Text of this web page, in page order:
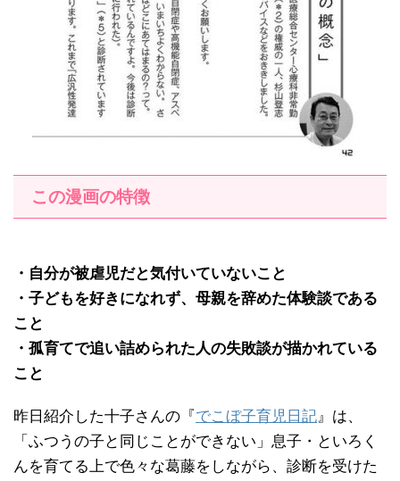
この漫画の特徴
・自分が被虐児だと気付いていないこと
・子どもを好きになれず、母親を辞めた体験談である
こと
・孤育てで追い詰められた人の失敗談が描かれている
こと
昨日紹介した十子さんの『でこぼ子育児日記 』は、
「ふつうの子と同じことができない」息子・といろく
んを育てる上で色々な葛藤をしながら、診断を受けた